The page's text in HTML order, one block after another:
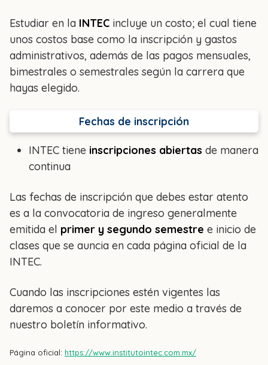
Estudiar en la INTEC incluye un costo; el cual tiene
unos costos base como la inscripción y gastos
administrativos, además de las pagos mensuales,
bimestrales o semestrales según la carrera que
hayas elegido.
Fechas de inscripción
INTEC tiene inscripciones abiertas de manera
continua
Las fechas de inscripción que debes estar atento
es a la convocatoria de ingreso generalmente
emitida el primer y segundo semestre e inicio de
clases que se auncia en cada página oficial de la
INTEC.
Cuando las inscripciones estén vigentes las
daremos a conocer por este medio a través de
nuestro boletín informativo.
Página oficial: https://www.institutointec.com.mx/